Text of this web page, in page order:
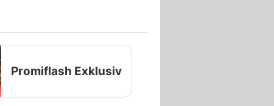
Promiflash Exklusiv